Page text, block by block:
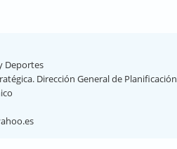
Deportes
Dirección General de Planificación